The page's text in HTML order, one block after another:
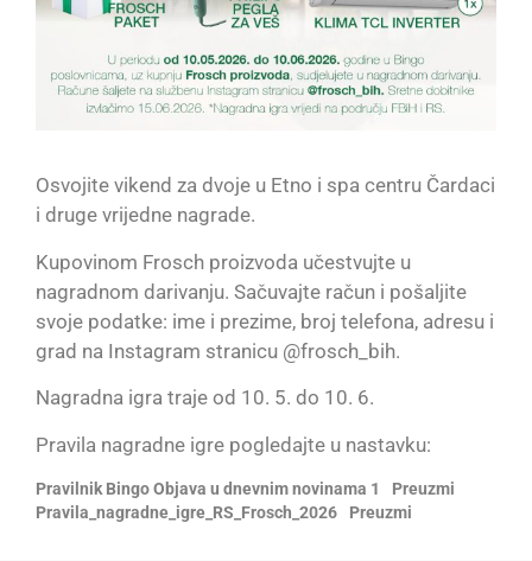
Osvojite vikend za dvoje u Etno i spa centru Čardaci
i druge vrijedne nagrade.
Kupovinom Frosch proizvoda učestvujte u
nagradnom darivanju. Sačuvajte račun i pošaljite
svoje podatke: ime i prezime, broj telefona, adresu i
grad na Instagram stranicu @frosch_bih.
Nagradna igra traje od 10. 5. do 10. 6.
Pravila nagradne igre pogledajte u nastavku:
Pravilnik Bingo Objava u dnevnim novinama 1
Preuzmi
Pravila_nagradne_igre_RS_Frosch_2026
Preuzmi